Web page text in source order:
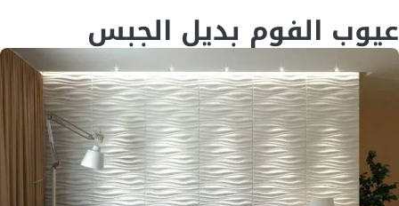
عيوب الفوم بديل الجبس